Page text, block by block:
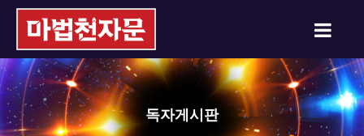
독자게시판